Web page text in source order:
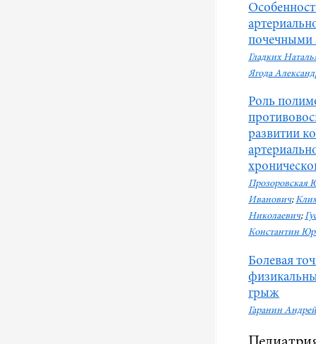
почечными
Гладких
Ягода
Роль
развитии
Прозоровская
Иванович;
Николаевич;
Константин
Болевая
грыж
Гаранин